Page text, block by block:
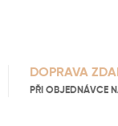
DOPRAVA
PŘI OBJEDNÁVCE